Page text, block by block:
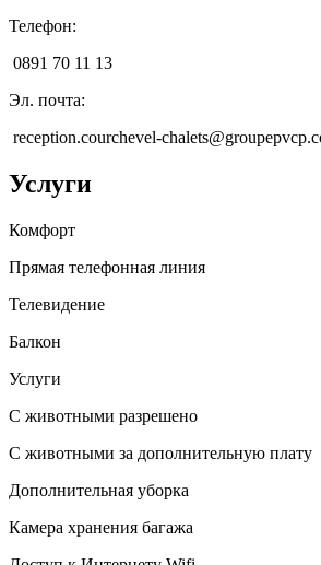
Телефон:
0891 70 11 13
Эл. почта:
reception.courchevel-
Услуги
Комфорт
Прямая телефонная линия
Телевидение
Балкон
Услуги
С животными разрешено
С животными за дополнительную плату
Дополнительная уборка
Камера хранения багажа